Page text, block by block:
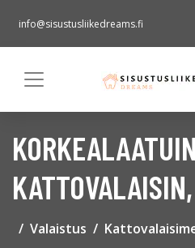
info@sisustusliikedreams.fi
Valaistus